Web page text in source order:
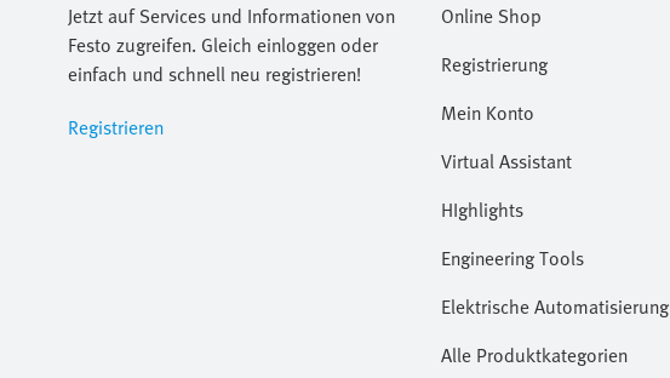
Jetzt auf Services und Informationen von
Festo zugreifen. Gleich einloggen oder
einfach und schnell neu registrieren!
Registrieren
Online Shop
Registrierung
Mein Konto
Virtual Assistant
HIghlights
Engineering Tools
Elektrische Automatisierung
Alle Produktkategorien